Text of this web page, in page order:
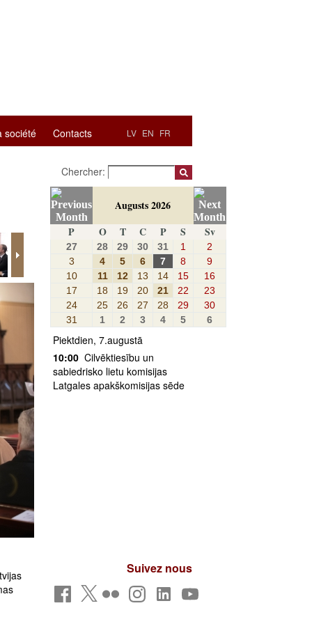
LV EN FR
société Contacts
Chercher:
Augusts 2026
P
O T C P S Sv
27 28 29 30 31 1
2
3
4 5 6 7 8
9
10
11 12 13 14 15
16
17
18 19 20 21 22
23
24
25 26 27 28 29
30
31
1 2 3 4 5 6
Piektdien, 7.augustā
10:00 Cilvēktiesību un
sabiedrisko lietu komisijas
Latgales apakškomisijas sēde
Suivez nous